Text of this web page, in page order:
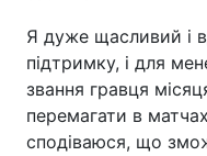
Я дуже щасливий і
підтримку, і для
звання гравця
перемагати в
сподіваюся, що